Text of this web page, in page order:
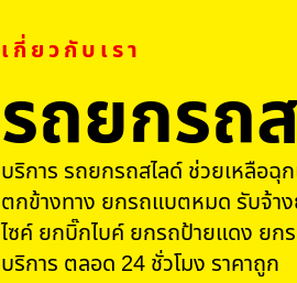
เกี่ยวกับเรา
รถยกรถ
บริการ รถยกรถสไลด์ ช่วยเหลือ
ตกข้างทาง ยกรถแบตหมด รับจ้
ไซค์ ยกบิ๊กไบค์ ยกรถป้ายแดง ย
บริการ ตลอด 24 ชั่วโมง ราคาถูก